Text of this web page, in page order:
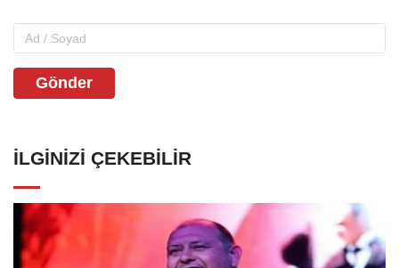
Gönder
İLGINIZI ÇEKEBILIR